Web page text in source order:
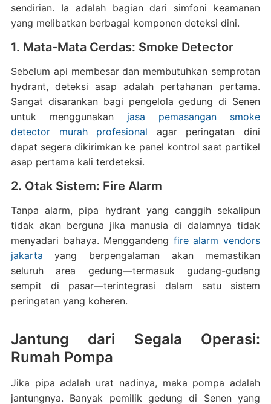
sendirian. Ia adalah bagian dari simfoni keamanan
yang melibatkan berbagai komponen deteksi dini.
1. Mata-Mata Cerdas: Smoke Detector
Sebelum api membesar dan membutuhkan semprotan
hydrant, deteksi asap adalah pertahanan pertama.
Sangat disarankan bagi pengelola gedung di Senen
untuk menggunakan jasa pemasangan smoke
detector murah profesional agar peringatan dini
dapat segera dikirimkan ke panel kontrol saat partikel
asap pertama kali terdeteksi.
2. Otak Sistem: Fire Alarm
Tanpa alarm, pipa hydrant yang canggih sekalipun
tidak akan berguna jika manusia di dalamnya tidak
menyadari bahaya. Menggandeng fire alarm vendors
jakarta yang berpengalaman akan memastikan
seluruh area gedung—termasuk gudang-gudang
sempit di pasar—terintegrasi dalam satu sistem
peringatan yang koheren.
Jantung dari Segala Operasi:
Rumah Pompa
Jika pipa adalah urat nadinya, maka pompa adalah
jantungnya. Banyak pemilik gedung di Senen yang